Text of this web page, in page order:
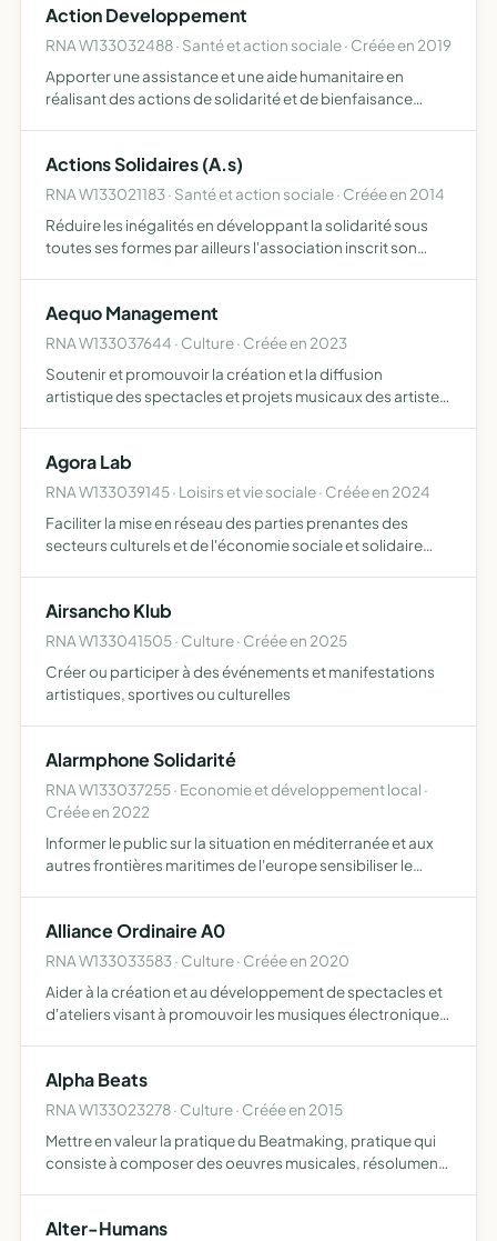
Action Developpement
RNA W133032488 · Santé et action sociale · Créée en 2019
Apporter une assistance et une aide humanitaire en
réalisant des actions de solidarité et de bienfaisance
uv…
Actions Solidaires (A.s)
RNA W133021183 · Santé et action sociale · Créée en 2014
Réduire les inégalités en développant la solidarité sous
toutes ses formes par ailleurs l'association inscrit son
Aequo Management
RNA W133037644 · Culture · Créée en 2023
Soutenir et promouvoir la création et la diffusion
artistique des spectacles et projets musicaux des artistes
Agora Lab
RNA W133039145 · Loisirs et vie sociale · Créée en 2024
Faciliter la mise en réseau des parties prenantes des
secteurs culturels et de l'économie sociale et solidaire
Airsancho Klub
RNA W133041505 · Culture · Créée en 2025
Créer ou participer à des événements et manifestations
artistiques, sportives ou culturelles
Alarmphone Solidarité
RNA W133037255 · Economie et développement local ·
Créée en 2022
Informer le public sur la situation en méditerranée et aux
autres frontières maritimes de l'europe sensibiliser le
Alliance Ordinaire A0
RNA W133033583 · Culture · Créée en 2020
Aider à la création et au développement de spectacles et
d'ateliers visant à promouvoir les musiques électroniques
Alpha Beats
RNA W133023278 · Culture · Créée en 2015
Mettre en valeur la pratique du Beatmaking, pratique qui
consiste à composer des oeuvres musicales, résolument
des éléme…
Alter-Humans